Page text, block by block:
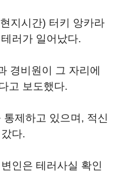
지시간) 터키 앙카라
러가 일어났다.
경비원이 그 자리에
고 보도했다.
제하고 있으며, 적신
다.
인은 테러사실 확인